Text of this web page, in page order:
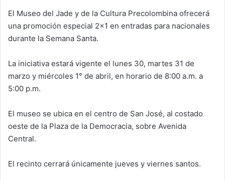
El Museo del Jade y de la Cultura Precolombina ofrecerá
una promoción especial 2×1 en entradas para nacionales
durante la Semana Santa.
La iniciativa estará vigente el lunes 30, martes 31 de
marzo y miércoles 1° de abril, en horario de 8:00 a.m. a
5:00 p.m.
El museo se ubica en el centro de San José, al costado
oeste de la Plaza de la Democracia, sobre Avenida
Central.
El recinto cerrará únicamente jueves y viernes santos.